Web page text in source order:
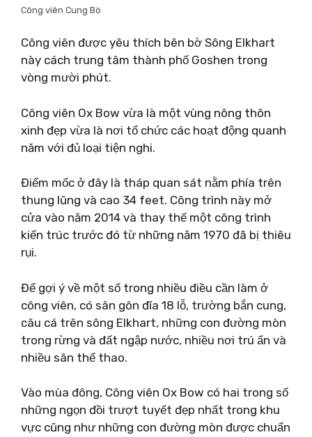
Công viên Cung Bò
Công viên được yêu thích bên bờ Sông Elkhart
này cách trung tâm thành phố Goshen trong
vòng mười phút.
Công viên Ox Bow vừa là một vùng nông thôn
xinh đẹp vừa là nơi tổ chức các hoạt động quanh
năm với đủ loại tiện nghi.
Điểm mốc ở đây là tháp quan sát nằm phía trên
thung lũng và cao 34 feet. Công trình này mở
cửa vào năm 2014 và thay thế một công trình
kiến ​​trúc trước đó từ những năm 1970 đã bị thiêu
rụi.
Để gợi ý về một số trong nhiều điều cần làm ở
công viên, có sân gôn đĩa 18 lỗ, trường bắn cung,
câu cá trên sông Elkhart, những con đường mòn
trong rừng và đất ngập nước, nhiều nơi trú ẩn và
nhiều sân thể thao.
Vào mùa đông, Công viên Ox Bow có hai trong số
những ngọn đồi trượt tuyết đẹp nhất trong khu
vực cũng như những con đường mòn được chuẩn